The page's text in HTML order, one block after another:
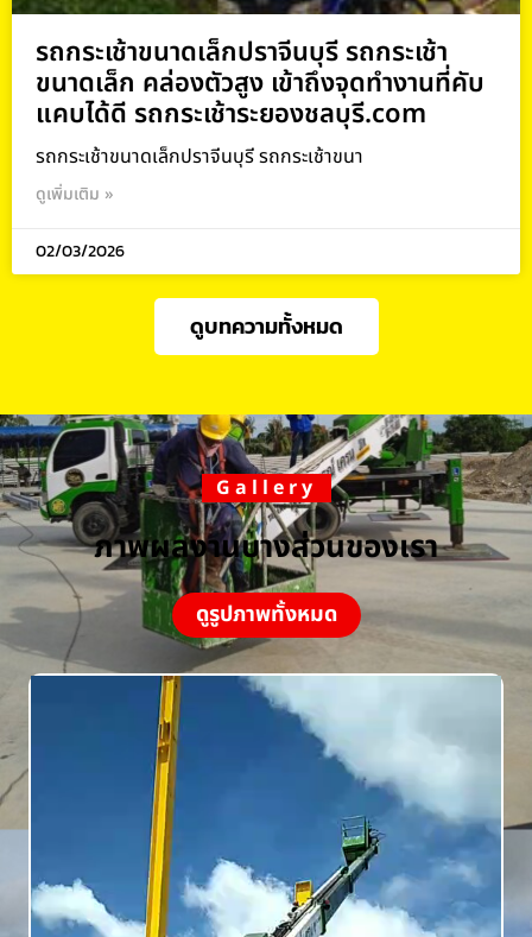
รถกระเช้าขนาดเล็กปราจีนบุรี รถกระเช้า
ขนาดเล็ก คล่องตัวสูง เข้าถึงจุดทำงานที่คับ
แคบได้ดี รถกระเช้าระยองชลบุรี.com
รถกระเช้าขนาดเล็กปราจีนบุรี รถกระเช้าขนา
ดูเพิ่มเติม »
02/03/2026
ดูบทความทั้งหมด
Gallery
ภาพผลงานบางส่วนของเรา
ดูรูปภาพทั้งหมด